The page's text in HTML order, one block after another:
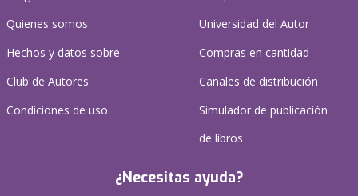
Quienes somos
Hechos y datos sobre
Club de Autores
Condiciones de uso
Universidad del Autor
Compras en cantidad
Canales de distribución
Simulador de publicación
de libros
¿Necesitas ayuda?